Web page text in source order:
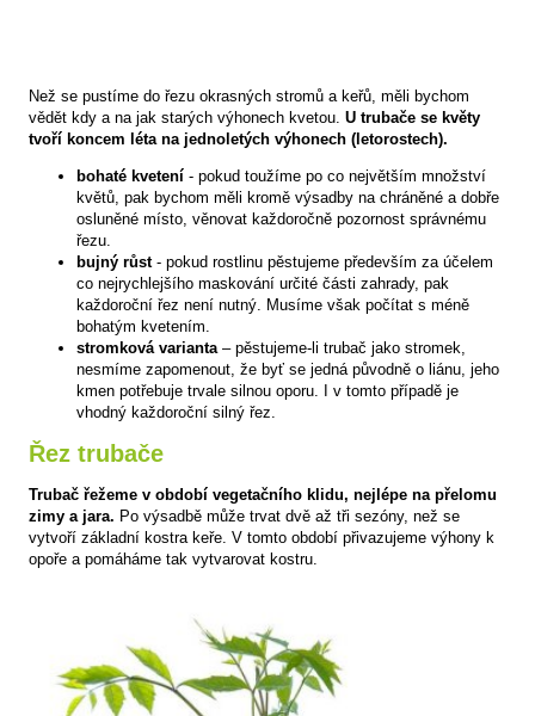
Než se pustíme do řezu okrasných stromů a keřů, měli bychom
vědět kdy a na jak starých výhonech kvetou. U trubače se květy
tvoří koncem léta na jednoletých výhonech (letorostech).
bohaté kvetení - pokud toužíme po co největším množství
květů, pak bychom měli kromě výsadby na chráněné a dobře
osluněné místo, věnovat každoročně pozornost správnému
řezu.
bujný růst- pokud rostlinu pěstujeme především za účelem
co nejrychlejšího maskování určité části zahrady, pak
každoroční řez není nutný. Musíme však počítat s méně
bohatým kvetením.
stromková varianta– pěstujeme-li trubač jako stromek,
nesmíme zapomenout, že byť se jedná původně o liánu, jeho
kmen potřebuje trvale silnou oporu. I v tomto případě je
vhodný každoroční silný řez.
Řez trubače
Trubač řežeme v období vegetačního klidu, nejlépe na přelomu
zimy a jara. Po výsadbě může trvat dvě až tři sezóny, než se
vytvoří základní kostra keře. V tomto období přivazujeme výhony k
opoře a pomáháme tak vytvarovat kostru.